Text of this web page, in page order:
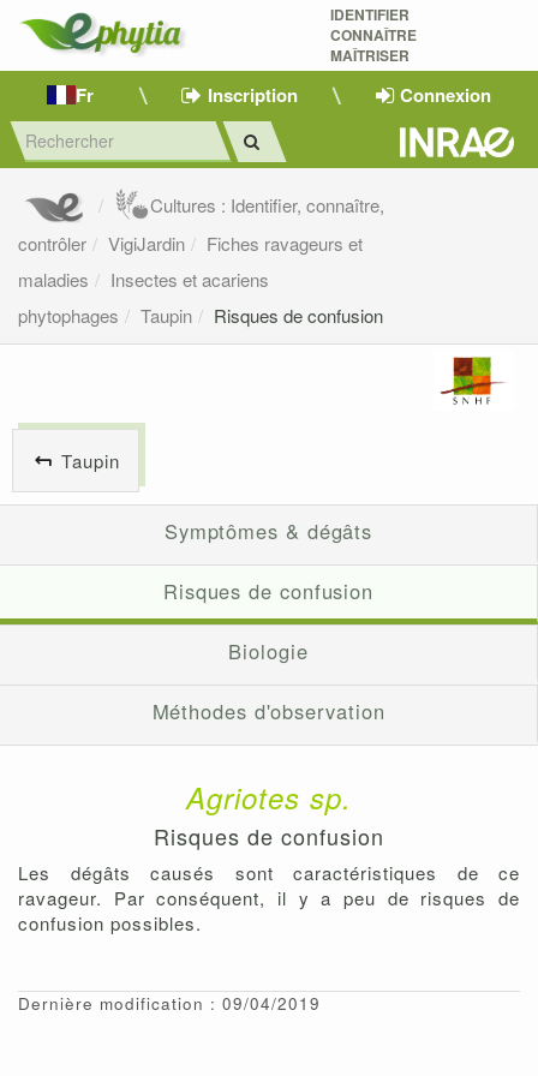
IDENTIFIER
CONNAÎTRE
MAÎTRISER
Fr Inscription Connexion
Cultures : Identifier, connaître,
contrôler
VigiJardin
Fiches ravageurs et
maladies
Insectes et acariens
phytophages
Taupin Risques de confusion
Taupin
Symptômes & dégâts
Risques de confusion
Biologie
Méthodes d'observation
Agriotes sp.
Risques de confusion
Les dégâts causés sont caractéristiques de ce
ravageur. Par conséquent, il y a peu de risques de
confusion possibles.
Dernière modification : 09/04/2019